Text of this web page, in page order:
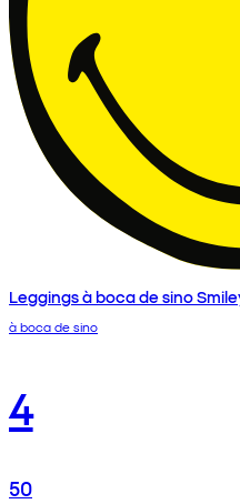
Leggings à boca de sino
à boca de sino
4
50